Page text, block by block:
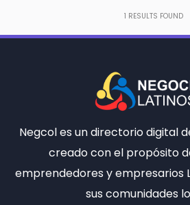
1 RESULTS FOUND
Negcol es un directorio digital
creado con el propósito
emprendedores y empresarios
sus comunidades